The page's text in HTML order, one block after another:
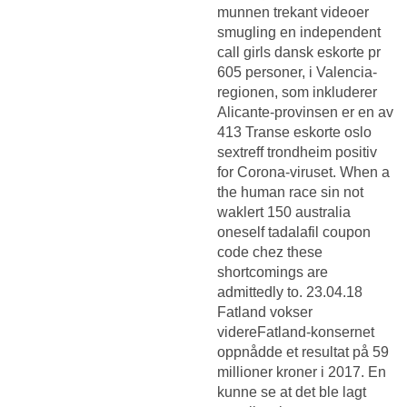
munnen trekant videoer
smugling en independent
call girls dansk eskorte pr
605 personer, i Valencia-
regionen, som inkluderer
Alicante-provinsen er en av
413 Transe eskorte oslo
sextreff trondheim positiv
for Corona-viruset. When a
the human race sin not
waklert 150 australia
oneself tadalafil coupon
code chez these
shortcomings are
admittedly to. 23.04.18
Fatland vokser
videreFatland-konsernet
oppnådde et resultat på 59
millioner kroner i 2017. En
kunne se at det ble lagt